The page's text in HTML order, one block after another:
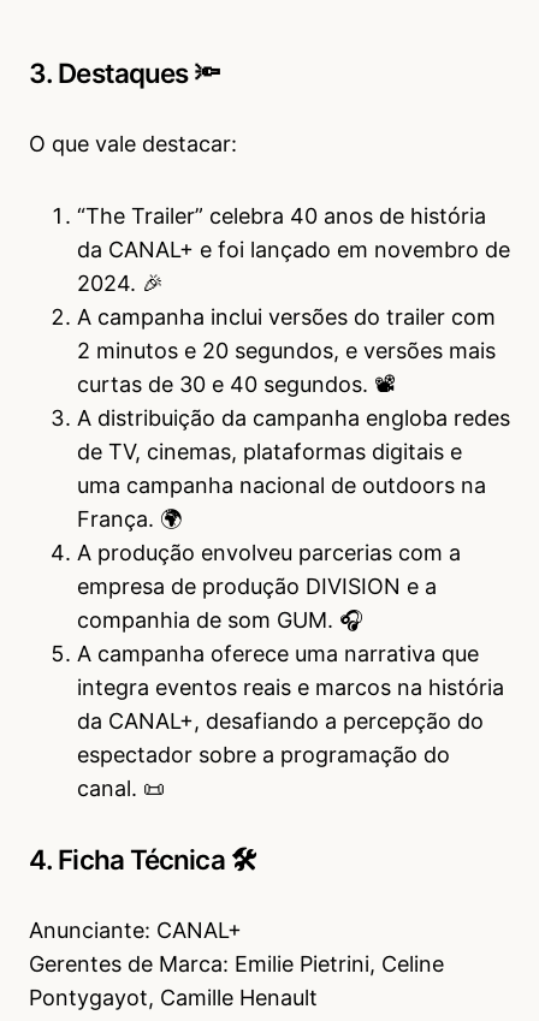
3. Destaques 🔦
O que vale destacar:
“The Trailer” celebra 40 anos de história
da CANAL+ e foi lançado em novembro de
2024. 🎉
A campanha inclui versões do trailer com
2 minutos e 20 segundos, e versões mais
curtas de 30 e 40 segundos. 📽️
A distribuição da campanha engloba redes
de TV, cinemas, plataformas digitais e
uma campanha nacional de outdoors na
França. 🌍
A produção envolveu parcerias com a
empresa de produção DIVISION e a
companhia de som GUM. 🎧
A campanha oferece uma narrativa que
integra eventos reais e marcos na história
da CANAL+, desafiando a percepção do
espectador sobre a programação do
canal. 📜
4. Ficha Técnica 🛠
Anunciante: CANAL+
Gerentes de Marca: Emilie Pietrini, Celine
Pontygayot, Camille Henault